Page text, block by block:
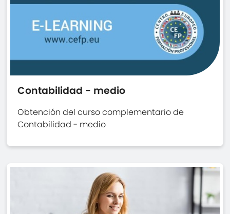
Contabilidad - medio
Obtención del curso complementario de
Contabilidad - medio